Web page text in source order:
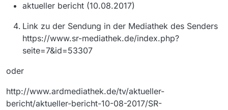
aktueller bericht (10.08.2017)
Link zu der Sendung in der Mediathek des Senders
https://www.sr-mediathek.de/index.php?
seite=7&id=53307
oder
http://www.ardmediathek.de/tv/aktueller-
bericht/aktueller-bericht-10-08-2017/SR-